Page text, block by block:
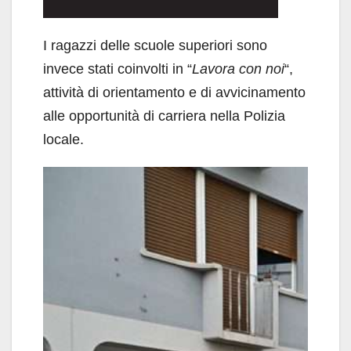
I ragazzi delle scuole superiori sono
invece stati coinvolti in “Lavora con noi“,
attività di orientamento e di avvicinamento
alle opportunità di carriera nella Polizia
locale.